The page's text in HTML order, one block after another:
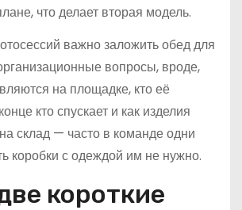
что делает вторая модель.
важно заложить обед для
вопросы, вроде,
на площадке, кто её
кто спускает и как изделия
склад — часто в команде одни
коробки с одеждой им не нужно.
короткие